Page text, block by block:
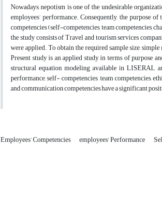
Nowadays, nepotism is one of the undesirable
employees’ performance. Consequently, the purpose
competencies (self-competencies, team competencies,
the study consists of Travel and tourism services
were applied. To obtain the required sample size,
Present study is an applied study in terms of purpose
structural equation modeling, available in LISERAL
performance, self- competencies, team competencies,
and communication competencies have a significant
Employees’ Competencies employees' Performance